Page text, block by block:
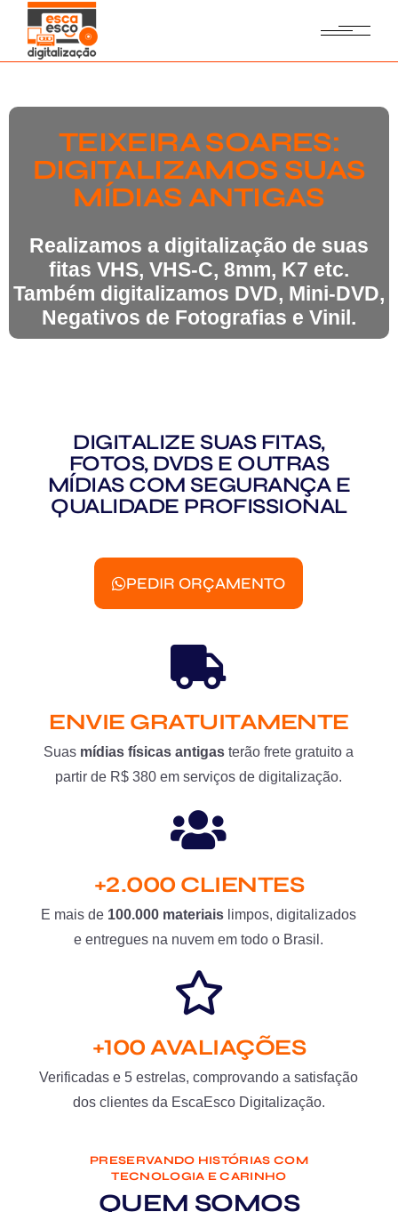
TEIXEIRA SOARES:
DIGITALIZAMOS SUAS
MÍDIAS ANTIGAS
Realizamos a digitalização de suas
fitas VHS, VHS-C, 8mm, K7 etc.
Também digitalizamos DVD, Mini-DVD,
Negativos de Fotografias e Vinil.
DIGITALIZE SUAS FITAS,
FOTOS, DVDS E OUTRAS
MÍDIAS COM SEGURANÇA E
QUALIDADE PROFISSIONAL
PEDIR ORÇAMENTO
ENVIE GRATUITAMENTE
Suas mídias físicas antigas terão frete gratuito a
partir de R$ 380 em serviços de digitalização.
+2.000 CLIENTES
E mais de 100.000 materiais limpos, digitalizados
e entregues na nuvem em todo o Brasil.
+100 AVALIAÇÕES
Verificadas e 5 estrelas, comprovando a satisfação
dos clientes da EscaEsco Digitalização.
PRESERVANDO HISTÓRIAS COM
TECNOLOGIA E CARINHO
QUEM SOMOS